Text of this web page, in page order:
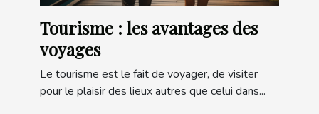
Tourisme : les avantages des
voyages
Le tourisme est le fait de voyager, de visiter
pour le plaisir des lieux autres que celui dans...